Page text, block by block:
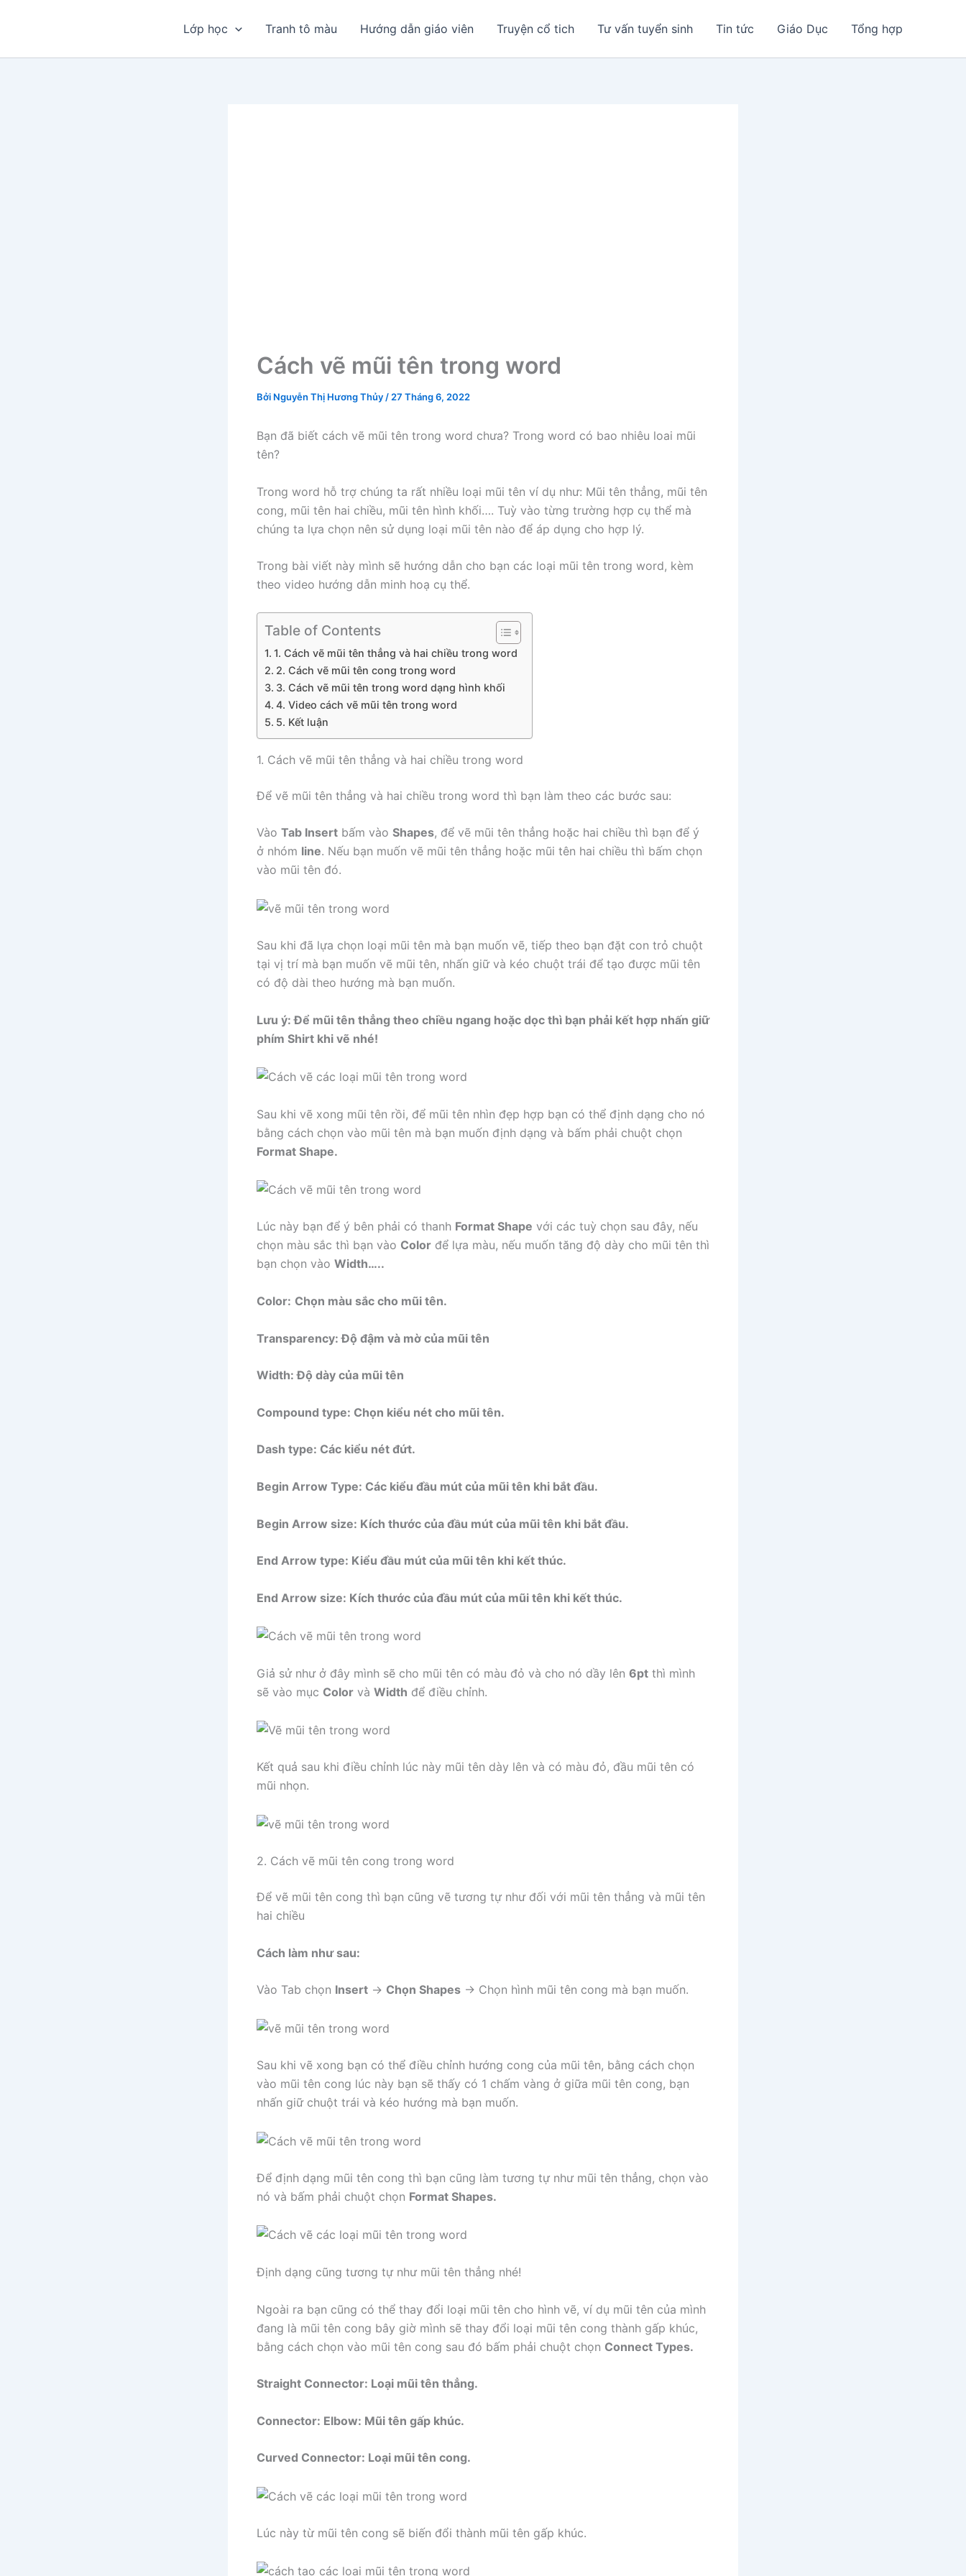
Lớp học Tranh tô màu Hướng dẫn giáo viên Truyện cổ tich Tư vấn tuyển sinh Tin tức Giáo Dục Tổng hợp
Cách vẽ mũi tên trong word
Bởi Nguyễn Thị Hương Thủy / 27 Tháng 6, 2022
Bạn đã biết cách vẽ mũi tên trong word chưa? Trong word có bao nhiêu loai mũi
tên?
Trong word hỗ trợ chúng ta rất nhiều loại mũi tên ví dụ như: Mũi tên thẳng, mũi tên
cong, mũi tên hai chiều, mũi tên hình khối…. Tuỳ vào từng trường hợp cụ thể mà
chúng ta lựa chọn nên sử dụng loại mũi tên nào để áp dụng cho hợp lý.
Trong bài viết này mình sẽ hướng dẫn cho bạn các loại mũi tên trong word, kèm
theo video hướng dẫn minh hoạ cụ thể.
Table of Contents
1. Cách vẽ mũi tên thẳng và hai chiều trong word
2. Cách vẽ mũi tên cong trong word
3. Cách vẽ mũi tên trong word dạng hình khối
4. Video cách vẽ mũi tên trong word
5. Kết luận
1. Cách vẽ mũi tên thẳng và hai chiều trong word
Để vẽ mũi tên thẳng và hai chiều trong word thì bạn làm theo các bước sau:
Vào Tab Insert bấm vào Shapes, để vẽ mũi tên thẳng hoặc hai chiều thì bạn để ý
ở nhóm line. Nếu bạn muốn vẽ mũi tên thẳng hoặc mũi tên hai chiều thì bấm chọn
vào mũi tên đó.
Sau khi đã lựa chọn loại mũi tên mà bạn muốn vẽ, tiếp theo bạn đặt con trỏ chuột
tại vị trí mà bạn muốn vẽ mũi tên, nhấn giữ và kéo chuột trái để tạo được mũi tên
có độ dài theo hướng mà bạn muốn.
Lưu ý: Để mũi tên thẳng theo chiều ngang hoặc dọc thì bạn phải kết hợp nhấn giữ
phím Shirt khi vẽ nhé!
Sau khi vẽ xong mũi tên rồi, để mũi tên nhìn đẹp hợp bạn có thể định dạng cho nó
bằng cách chọn vào mũi tên mà bạn muốn định dạng và bấm phải chuột chọn
Format Shape.
Lúc này bạn để ý bên phải có thanh Format Shape với các tuỳ chọn sau đây, nếu
chọn màu sắc thì bạn vào Color để lựa màu, nếu muốn tăng độ dày cho mũi tên thì
bạn chọn vào Width…..
Color: Chọn màu sắc cho mũi tên.
Transparency: Độ đậm và mờ của mũi tên
Width: Độ dày của mũi tên
Compound type: Chọn kiểu nét cho mũi tên.
Dash type: Các kiểu nét đứt.
Begin Arrow Type: Các kiểu đầu mút của mũi tên khi bắt đầu.
Begin Arrow size: Kích thước của đầu mút của mũi tên khi bắt đầu.
End Arrow type: Kiểu đầu mút của mũi tên khi kết thúc.
End Arrow size: Kích thước của đầu mút của mũi tên khi kết thúc.
Giả sử như ở đây mình sẽ cho mũi tên có màu đỏ và cho nó dầy lên 6pt thì mình
sẽ vào mục Color và Width để điều chỉnh.
Kết quả sau khi điều chỉnh lúc này mũi tên dày lên và có màu đỏ, đầu mũi tên có
mũi nhọn.
2. Cách vẽ mũi tên cong trong word
Để vẽ mũi tên cong thì bạn cũng vẽ tương tự như đối với mũi tên thẳng và mũi tên
hai chiều
Cách làm như sau:
Vào Tab chọn Insert -> Chọn Shapes -> Chọn hình mũi tên cong mà bạn muốn.
Sau khi vẽ xong bạn có thể điều chỉnh hướng cong của mũi tên, bằng cách chọn
vào mũi tên cong lúc này bạn sẽ thấy có 1 chấm vàng ở giữa mũi tên cong, bạn
nhấn giữ chuột trái và kéo hướng mà bạn muốn.
Để định dạng mũi tên cong thì bạn cũng làm tương tự như mũi tên thẳng, chọn vào
nó và bấm phải chuột chọn Format Shapes.
Định dạng cũng tương tự như mũi tên thẳng nhé!
Ngoài ra bạn cũng có thể thay đổi loại mũi tên cho hình vẽ, ví dụ mũi tên của mình
đang là mũi tên cong bây giờ mình sẽ thay đổi loại mũi tên cong thành gấp khúc,
bằng cách chọn vào mũi tên cong sau đó bấm phải chuột chọn Connect Types.
Straight Connector: Loại mũi tên thẳng.
Connector: Elbow: Mũi tên gấp khúc.
Curved Connector: Loại mũi tên cong.
Lúc này từ mũi tên cong sẽ biến đổi thành mũi tên gấp khúc.